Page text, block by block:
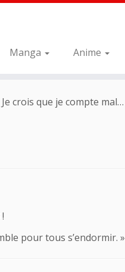
Manga Anime
crois que je compte mal…
pour tous s’endormir. »